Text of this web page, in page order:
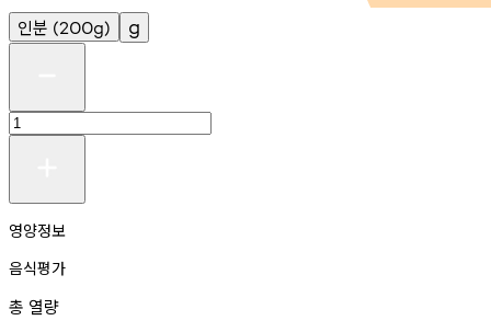
인분 (200g) g
영양정보
음식평가
총 열량